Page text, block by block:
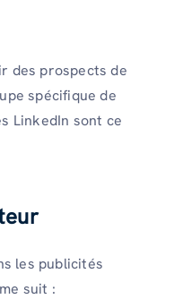
des prospects de
spécifique de
LinkedIn sont ce
les publicités
suit :